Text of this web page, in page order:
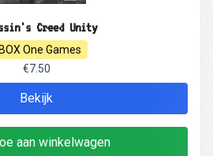
Creed Unity
One Games
€7.50
Bekijk
aan winkelwagen